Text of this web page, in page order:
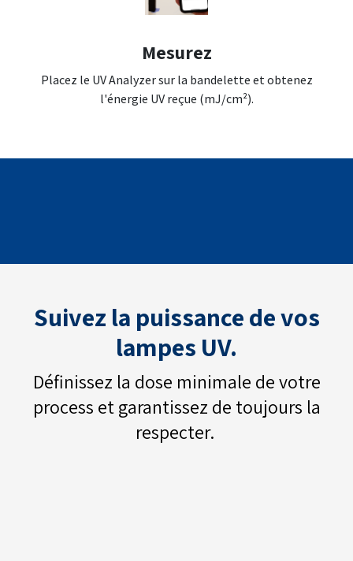
Mesurez
Placez le UV Analyzer sur la bandelette et obtenez
l'énergie UV reçue (mJ/cm²).
Suivez la puissance de vos
lampes UV.
Définissez la dose minimale de votre
process et garantissez de toujours la
respecter.